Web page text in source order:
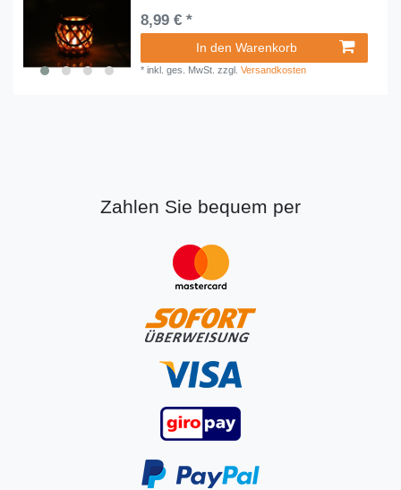
8,99 € *
In den Warenkorb
*inkl. ges. MwSt. zzgl.Versandkosten
Zahlen Sie bequem per